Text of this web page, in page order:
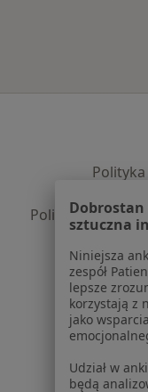
Polityka
Polityka
dane
Jak
sztuczna
Niniejsza
zespół
lepsze
korzystają z
jako
Udział w
będą